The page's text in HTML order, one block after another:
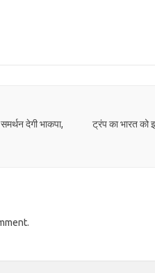
देगी भाकपा,
ट्रंप का भारत को